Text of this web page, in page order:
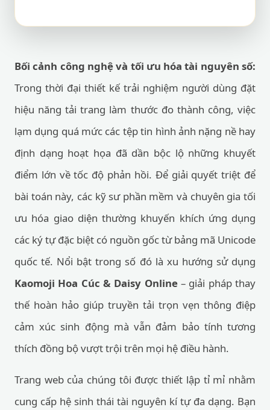
Bối cảnh công nghệ và tối ưu hóa tài nguyên số:
Trong thời đại thiết kế trải nghiệm người dùng đặt
hiệu năng tải trang làm thước đo thành công, việc
lạm dụng quá mức các tệp tin hình ảnh nặng nề hay
định dạng hoạt họa đã dần bộc lộ những khuyết
điểm lớn về tốc độ phản hồi. Để giải quyết triệt để
bài toán này, các kỹ sư phần mềm và chuyên gia tối
ưu hóa giao diện thường khuyến khích ứng dụng
các ký tự đặc biệt có nguồn gốc từ bảng mã Unicode
quốc tế. Nổi bật trong số đó là xu hướng sử dụng
Kaomoji Hoa Cúc & Daisy Online– giải pháp thay
thế hoàn hảo giúp truyền tải trọn vẹn thông điệp
cảm xúc sinh động mà vẫn đảm bảo tính tương
thích đồng bộ vượt trội trên mọi hệ điều hành.
Trang web của chúng tôi được thiết lập tỉ mỉ nhằm
cung cấp hệ sinh thái tài nguyên kí tự đa dạng. Bạn